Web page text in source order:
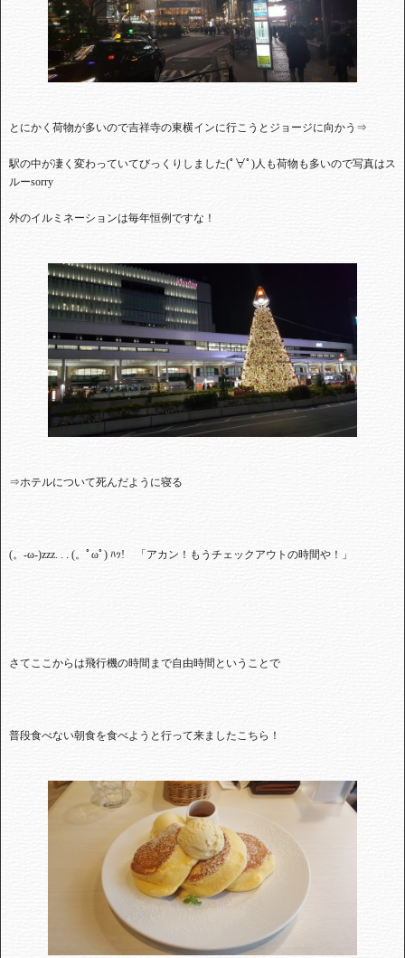
とにかく荷物が多いので吉祥寺の東横インに行こうとジョージに向かう⇒
駅の中が凄く変わっていてびっくりしました(ﾟ∀ﾟ) 人も荷物も多いので写真はス
ルーsorry
外のイルミネーションは毎年恒例ですな！
⇒ホテルについて死んだように寝る
(。 -ω-)zzz. . . (。ﾟωﾟ) ﾊｯ! 「アカン！もうチェックアウトの時間や！」
さてここからは飛行機の時間まで自由時間ということで
普段食べない朝食を食べようと行って来ましたこちら！